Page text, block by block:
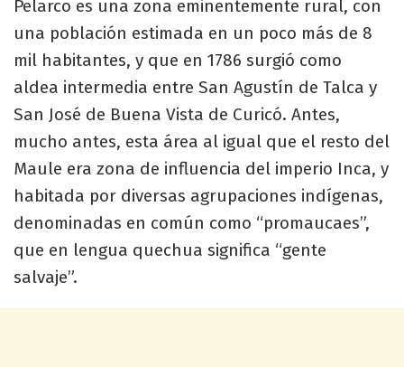
Pelarco es una zona eminentemente rural, con
una población estimada en un poco más de 8
mil habitantes, y que en 1786 surgió como
aldea intermedia entre San Agustín de Talca y
San José de Buena Vista de Curicó. Antes,
mucho antes, esta área al igual que el resto del
Maule era zona de influencia del imperio Inca, y
habitada por diversas agrupaciones indígenas,
denominadas en común como “promaucaes”,
que en lengua quechua significa “gente
salvaje”.